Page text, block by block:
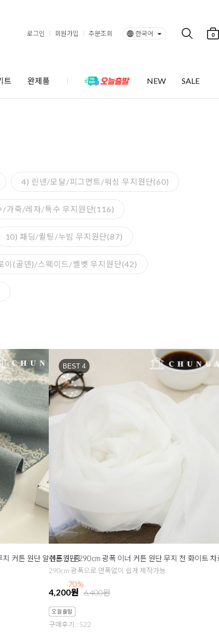
로그인 회원가입 주문조회 한국어 0
트 완제품 NEW SALE
4) 린넨/모달/피그먼트/워싱 무지원단(60)
/가죽/레자/특수 무지원단(116)
10) 패딩/퀼팅/누빔 무지원단(87)
이(골덴)/스웨이드/벨벳 무지원단(42)
지 커튼 원단 알렌드 37종
70%
BEST 4
쉬폰원단 290cm 광폭 이너 커튼 원단 무지 천 화이트 차
290cm 광폭으로 연폭없이 쉽게 제작가능
4,200원 6,400원
구매후기 : 522